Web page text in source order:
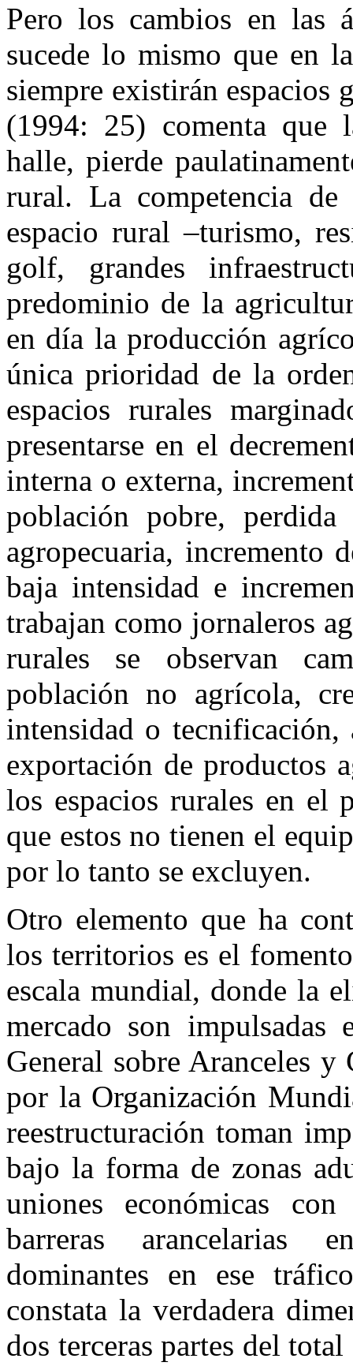
Pero los cambios en las
sucede lo mismo que en
siempre existirán espacios
(1994: 25) comenta que
halle, pierde
rural. La competencia
espacio rural –turismo,
golf, grandes
predominio de la
en día la producción
única prioridad de la
espacios rurales
presentarse en el
interna o externa,
población pobre,
agropecuaria, incremento
baja intensidad e
trabajan como jornaleros
rurales se observan
población no agrícola,
intensidad o tecnificación,
exportación de productos
los espacios rurales en el
que estos no tienen el
por lo tanto se excluyen.
Otro elemento que ha
los territorios es el
escala mundial, donde la
mercado son
General sobre Aranceles
por la Organización
reestructuración toman
bajo la forma de zonas
uniones económicas
barreras arancelarias
dominantes en ese
constata la verdadera
dos terceras partes del